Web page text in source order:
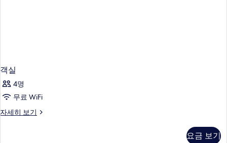
객실
4명
무료 WiFi
자세히 보기
객
요금 보기